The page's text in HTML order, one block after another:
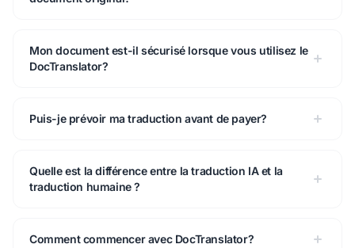
Mon document est-il sécurisé lorsque vous utilisez le
DocTranslator?
Puis-je prévoir ma traduction avant de payer?
Quelle est la différence entre la traduction IA et la
traduction humaine ?
Comment commencer avec DocTranslator?